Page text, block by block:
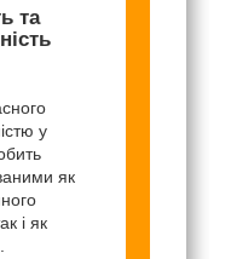
та
у
як
і як